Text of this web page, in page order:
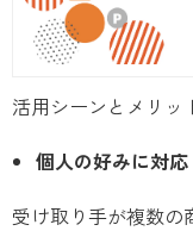
活用シーンとメリッ
個人の好みに対応
受け取り手が複数の